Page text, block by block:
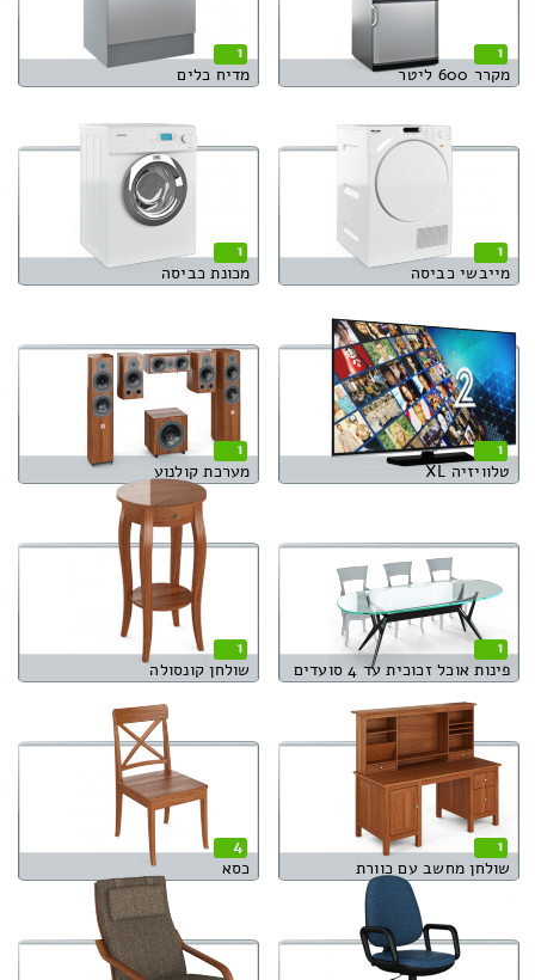
1
מקרר 600 ליטר
1
מדיח כלים
1
מייבשי כביסה
1
מכונת כביסה
1
טלוויזיה XL
1
מערכת קולנוע
1
פינות אוכל זכוכית עד 4 סועדים
1
שולחן קונסולה
1
שולחן מחשב עם כוורת
4
כסא